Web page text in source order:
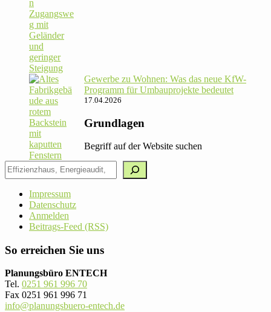
Gewerbe zu Wohnen: Was das neue KfW-
Pro­gramm für Umbau­pro­jekte bedeutet
17.04.2026
Grundlagen
Begriff auf der Website suchen
Impressum
Datenschutz
Anmelden
Beitrags-Feed (RSS)
So erreichen Sie uns
Planungsbüro ENTECH
Tel. 0251 961 996 70
Fax 0251 961 996 71
info@planungsbuero-entech.de